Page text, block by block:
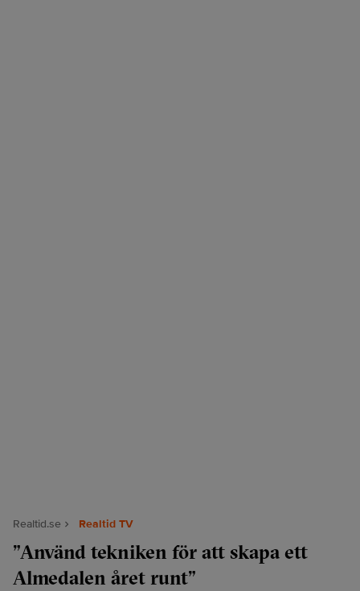
Realtid.se Realtid TV
”Använd tekniken för att skapa ett
Almedalen året runt”